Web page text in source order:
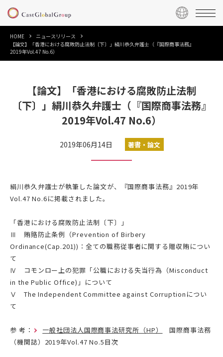
HOME
ニュースリリース
【論文】「香港における腐敗防止法制〔下〕」絹川恭久弁護士（『国際商事法務』
2019年Vol.47 No.6）
【論文】「香港における腐敗防止法制
〔下〕」絹川恭久弁護士（『国際商事法務』
2019年Vol.47 No.6）
2019年06月14日 著書・論文
絹川恭久弁護士が執筆した論文が、『国際商事法務』2019年
Vol.47 No.6に掲載されました。
「香港における腐敗防止法制〔下〕」
Ⅲ 賄賂防止条例（Prevention of Birbery
Ordinance(Cap.201))：全ての職務従事者に関する贈収賄につい
て
Ⅳ コモンロー上の犯罪「公職における失当行為（Misconduct
in the Public Office)」について
Ⅴ The Independent Committee against Corruptionについ
て
参 考： 一般社団法人国際商事法研究所（HP）
国際商事法務
（機関誌）2019年Vol.47 No.5目次